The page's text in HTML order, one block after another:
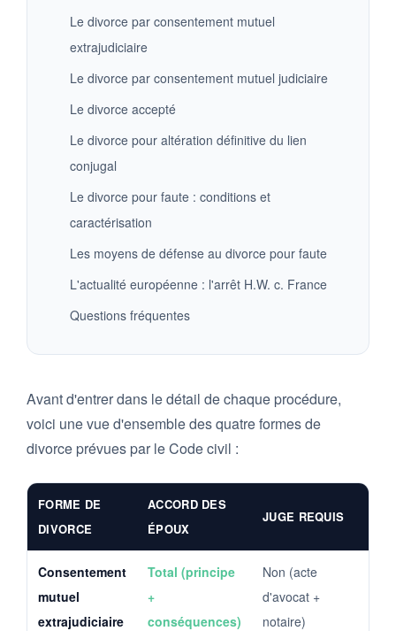
Le divorce par consentement mutuel
extrajudiciaire
Le divorce par consentement mutuel judiciaire
Le divorce accepté
Le divorce pour altération définitive du lien
conjugal
Le divorce pour faute : conditions et
caractérisation
Les moyens de défense au divorce pour faute
L'actualité européenne : l'arrêt H.W. c. France
Questions fréquentes
Avant d'entrer dans le détail de chaque procédure,
voici une vue d'ensemble des quatre formes de
divorce prévues par le Code civil :
FORME DE
DIVORCE
ACCORD DES
ÉPOUX
JUGE REQUIS
Consentement
mutuel
extrajudiciaire
Total (principe
+
conséquences)
Non (acte
d'avocat +
notaire)